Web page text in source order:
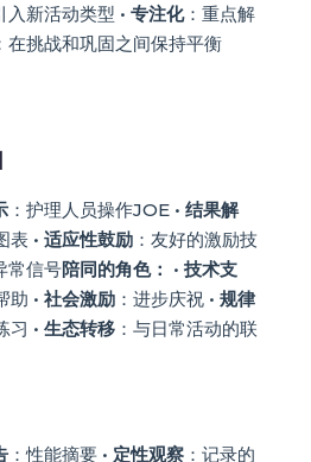
入新活动类型 • 专注化：重点解
在挑战和巩固之间保持平衡
：护理人员操作JOE • 结果解
表 • 适应性鼓励：友好的激励技
常信号陪同的角色： • 技术支
助 • 社会激励：进步庆祝 • 规律
习 • 生态转移：与日常活动的联
：性能摘要 • 定性观察：记录的